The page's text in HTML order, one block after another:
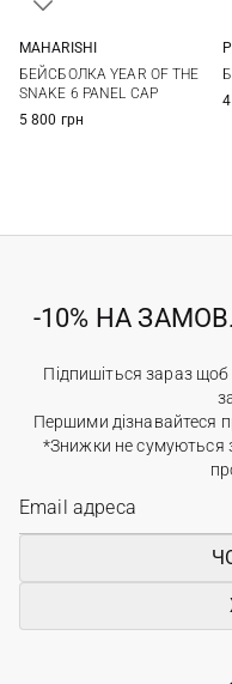
MAHARISHI
БЕЙСБОЛКА YEAR OF THE
SNAKE 6 PANEL CAP
5 800 грн
-10% НА
Підпишіться зараз
Першими дізнавайтеся
*Знижки не сумуються